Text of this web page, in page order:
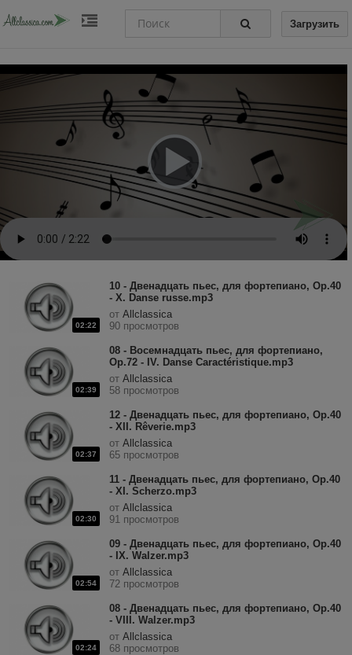
Загрузить
02:22
10 - Двенадцать пьес, для фортепиано, Op.40
- X. Danse russe.mp3
от Allclassica
90 просмотров
02:39
08 - Восемнадцать пьес, для фортепиано,
Op.72 - IV. Danse Caractéristique.mp3
от Allclassica
58 просмотров
02:37
12 - Двенадцать пьес, для фортепиано, Op.40
- XII. Rêverie.mp3
от Allclassica
65 просмотров
02:30
11 - Двенадцать пьес, для фортепиано, Op.40
- XI. Scherzo.mp3
от Allclassica
91 просмотров
02:54
09 - Двенадцать пьес, для фортепиано, Op.40
- IX. Walzer.mp3
от Allclassica
72 просмотров
02:24
08 - Двенадцать пьес, для фортепиано, Op.40
- VIII. Walzer.mp3
от Allclassica
68 просмотров